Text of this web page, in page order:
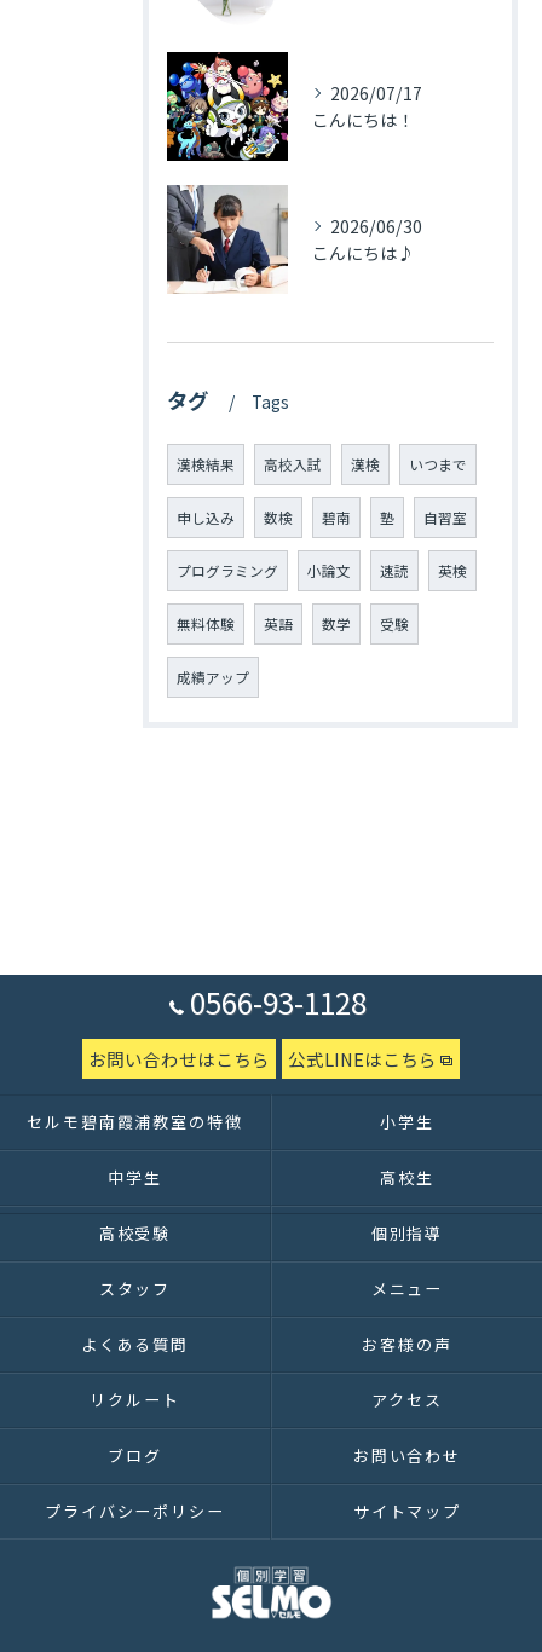
2026/07/17
こんにちは！
2026/06/30
こんにちは♪
タグ Tags
漢検結果 高校入試 漢検 いつまで
申し込み 数検 碧南 塾 自習室
プログラミング 小論文 速読 英検
無料体験 英語 数学 受験
成績アップ
0566-93-1128
お問い合わせはこちら 公式LINEはこちら
セルモ碧南霞浦教室の特徴 小学生
中学生 高校生
高校受験 個別指導
スタッフ メニュー
よくある質問 お客様の声
リクルート アクセス
ブログ お問い合わせ
プライバシーポリシー サイトマップ